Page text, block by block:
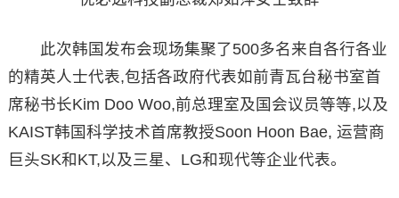
此次韩国发布会现场集聚了500多名来自各行各业
的精英人士代表,包括各政府代表如前青瓦台秘书室首
席秘书长Kim Doo Woo,前总理室及国会议员等等,以及
KAIST韩国科学技术首席教授Soon Hoon Bae, 运营商
巨头SK和KT,以及三星、LG和现代等企业代表。